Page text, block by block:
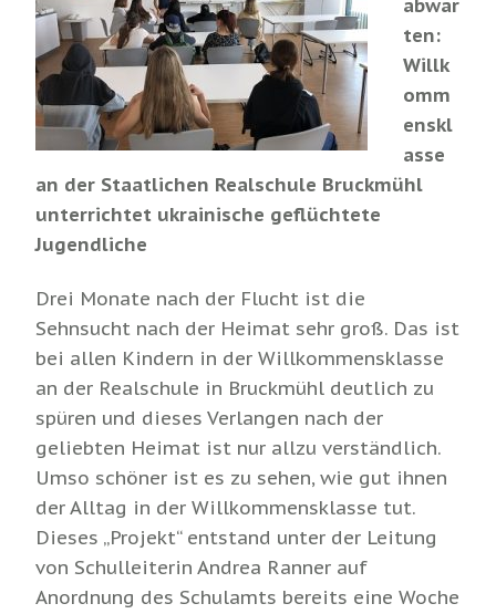
abwar
ten:
Willk
omm
enskl
asse
an der Staatlichen Realschule Bruckmühl
unterrichtet ukrainische geflüchtete
Jugendliche
Drei Monate nach der Flucht ist die
Sehnsucht nach der Heimat sehr groß. Das ist
bei allen Kindern in der Willkommensklasse
an der Realschule in Bruckmühl deutlich zu
spüren und dieses Verlangen nach der
geliebten Heimat ist nur allzu verständlich.
Umso schöner ist es zu sehen, wie gut ihnen
der Alltag in der Willkommensklasse tut.
Dieses „Projekt“ entstand unter der Leitung
von Schulleiterin Andrea Ranner auf
Anordnung des Schulamts bereits eine Woche